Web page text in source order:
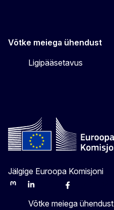
Võtke meiega ühendust
Ligipääsetavus
Jälgige Euroopa Komisjoni
MastodonLinkedInBlueskyFacebook
Võtke meiega ühendust